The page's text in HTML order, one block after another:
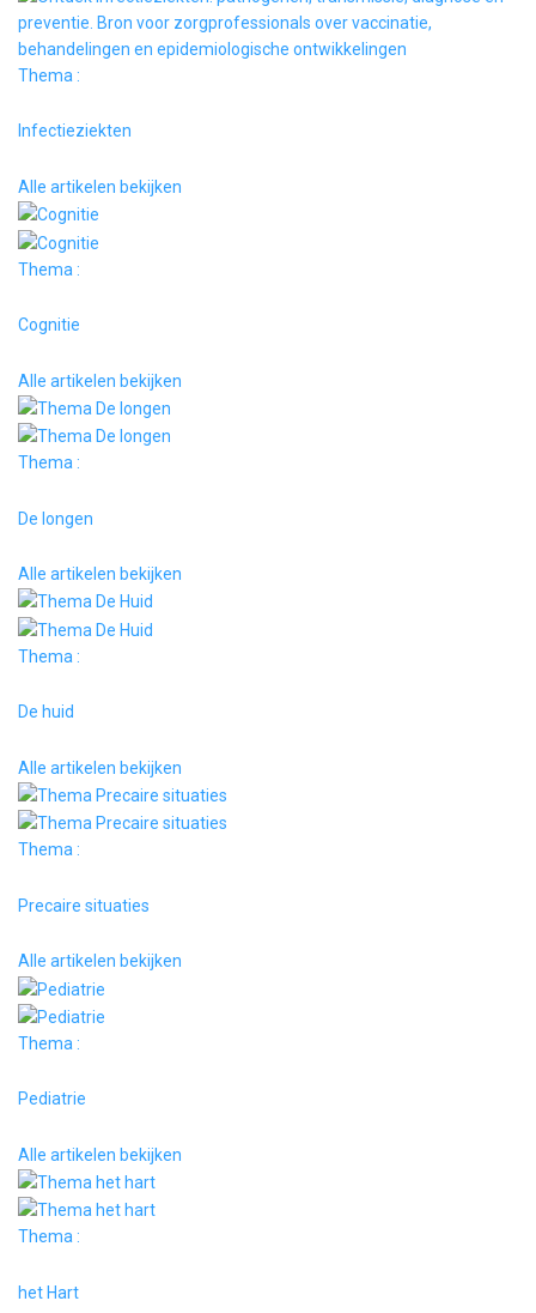
Thema :
Infectieziekten
Alle artikelen bekijken
Thema :
Cognitie
Alle artikelen bekijken
Thema :
De longen
Alle artikelen bekijken
Thema :
De huid
Alle artikelen bekijken
Thema :
Precaire situaties
Alle artikelen bekijken
Thema :
Pediatrie
Alle artikelen bekijken
Thema :
het Hart